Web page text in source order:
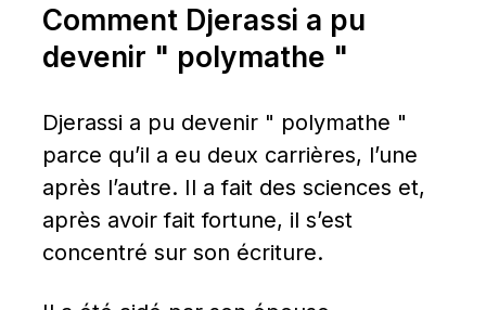
Comment Djerassi a pu
devenir " polymathe "
Djerassi a pu devenir " polymathe "
parce qu’il a eu deux carrières, l’une
après l’autre. Il a fait des sciences et,
après avoir fait fortune, il s’est
concentré sur son écriture.